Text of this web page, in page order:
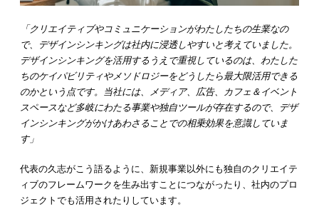
「クリエイティブやコミュニケーションがわたしたちの生業なの
で、デザインシンキングは社内に浸透しやすいと考えていました。
デザインシンキングを活用するうえで重視しているのは、わたした
ちのケイパビリティやメソドロジーをどうしたら最大限活用できる
のかという点です。当社には、メディア、広告、カフェ＆イベント
スペースなど多岐にわたる事業や独自ツールが存在するので、デザ
インシンキングがかけあわさることでの相乗効果を意識していま
す」
代表の久志がこう語るように、新規事業以外にも独自のクリエイテ
ィブのフレームワークを生み出すことにつながったり、社内のプロ
ジェクトでも活用されたりしています。